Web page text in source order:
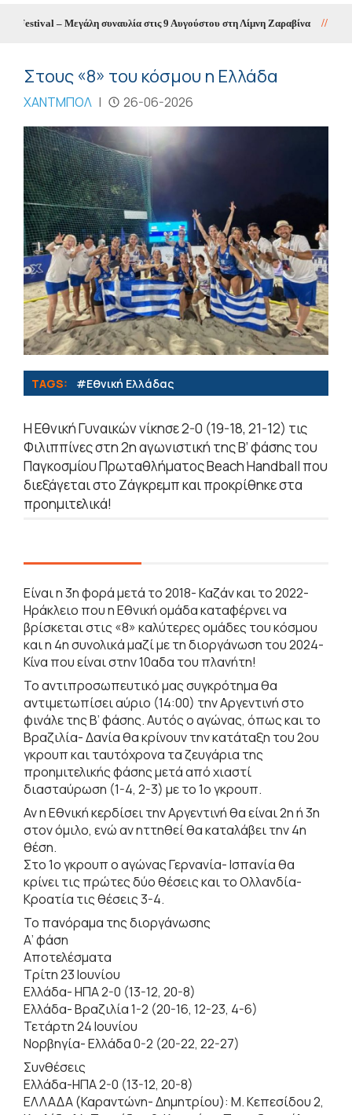
– Μεγάλη συναυλία στις 9 Αυγούστου στη Λίμνη Ζαραβίνα //
Στους «8» του κόσμου η Ελλάδα
ΧΑΝΤΜΠΟΛ | 26-06-2026
TAGS: #Εθνική Ελλάδας
Η Εθνική Γυναικών νίκησε 2-0 (19-18, 21-12) τις
Φιλιππίνες στη 2η αγωνιστική της Β’ φάσης του
Παγκοσμίου Πρωταθλήματος Beach Handball που
διεξάγεται στο Ζάγκρεμπ και προκρίθηκε στα
προημιτελικά!
Είναι η 3η φορά μετά το 2018- Καζάν και το 2022-
Ηράκλειο που η Εθνική ομάδα καταφέρνει να
βρίσκεται στις «8» καλύτερες ομάδες του κόσμου
και η 4η συνολικά μαζί με τη διοργάνωση του 2024-
Κίνα που είναι στην 10αδα του πλανήτη!
Το αντιπροσωπευτικό μας συγκρότημα θα
αντιμετωπίσει αύριο (14:00) την Αργεντινή στο
φινάλε της Β’ φάσης. Αυτός ο αγώνας, όπως και το
Βραζιλία- Δανία θα κρίνουν την κατάταξη του 2ου
γκρουπ και ταυτόχρονα τα ζευγάρια της
προημιτελικής φάσης μετά από χιαστί
διασταύρωση (1-4, 2-3) με το 1ο γκρουπ.
Αν η Εθνική κερδίσει την Αργεντινή θα είναι 2η ή 3η
στον όμιλο, ενώ αν ηττηθεί θα καταλάβει την 4η
θέση.
Στο 1ο γκρουπ ο αγώνας Γερνανία- Ισπανία θα
κρίνει τις πρώτες δύο θέσεις και το Ολλανδία-
Κροατία τις θέσεις 3-4.
Το πανόραμα της διοργάνωσης
Α’ φάση
Αποτελέσματα
Τρίτη 23 Ιουνίου
Ελλάδα- ΗΠΑ 2-0 (13-12, 20-8)
Ελλάδα- Βραζιλία 1-2 (20-16, 12-23, 4-6)
Τετάρτη 24 Ιουνίου
Νορβηγία- Ελλάδα 0-2 (20-22, 22-27)
Συνθέσεις
Ελλάδα-ΗΠΑ 2-0 (13-12, 20-8)
ΕΛΛΑΔΑ (Καραντώνη- Δημητρίου): Μ. Κεπεσίδου 2,